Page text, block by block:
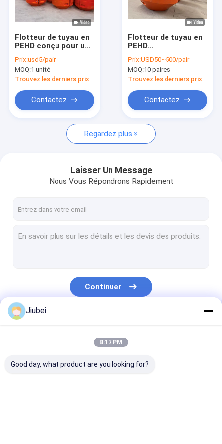
Le spectacle VR
Contrôle de la qualité
Nous contacter
Les affaires
Flotteur de tuyau en PEHD
Dragage de tuyaux en PEHD
Tuyau de dragage auto-flottant
Flotteur de tuyau en
PEHD conçu pour une
une résistance aux
conditions d'eau
difficiles dans les
Prix:usd5/pair
MOQ:1 unité
Trouvez les derniers prix
Contactez
Flotteur de tuyau en
PEHD
disponible en
différentes tailles et
spécifications pour
besoins de
flottement de
pipeline
Prix:USD50~500/pair
MOQ:10 paires
Trouvez les derniers prix
Contactez
Regardez plus
Laisser Un Message
Nous Vous Répondrons Rapidement
Continuer
Nos Catégories
Jiubei
8:17 PM
Good day, what product are you looking for?